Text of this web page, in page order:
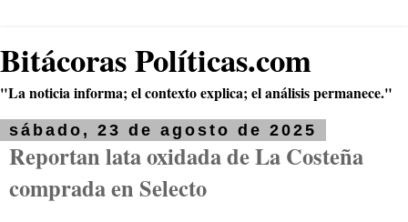
Bitácoras Políticas.com
"La noticia informa; el contexto explica; el análisis permanece."
sábado, 23 de agosto de 2025
Reportan lata oxidada de La Costeña
comprada en Selecto